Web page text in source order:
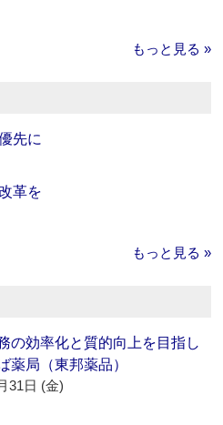
もっと見る »
先に
革を
もっと見る »
の効率化と質的向上を目指し
薬局（東邦薬品）
31日 (金)